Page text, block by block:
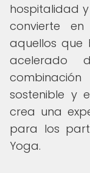
hospitalidad
convierte
aquellos que
acelerado
sostenible y
crea una
para los
Yoga.